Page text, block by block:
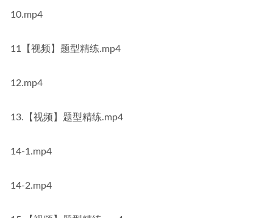
10.mp4
11【视频】题型精练.mp4
12.mp4
13.【视频】题型精练.mp4
14-1.mp4
14-2.mp4